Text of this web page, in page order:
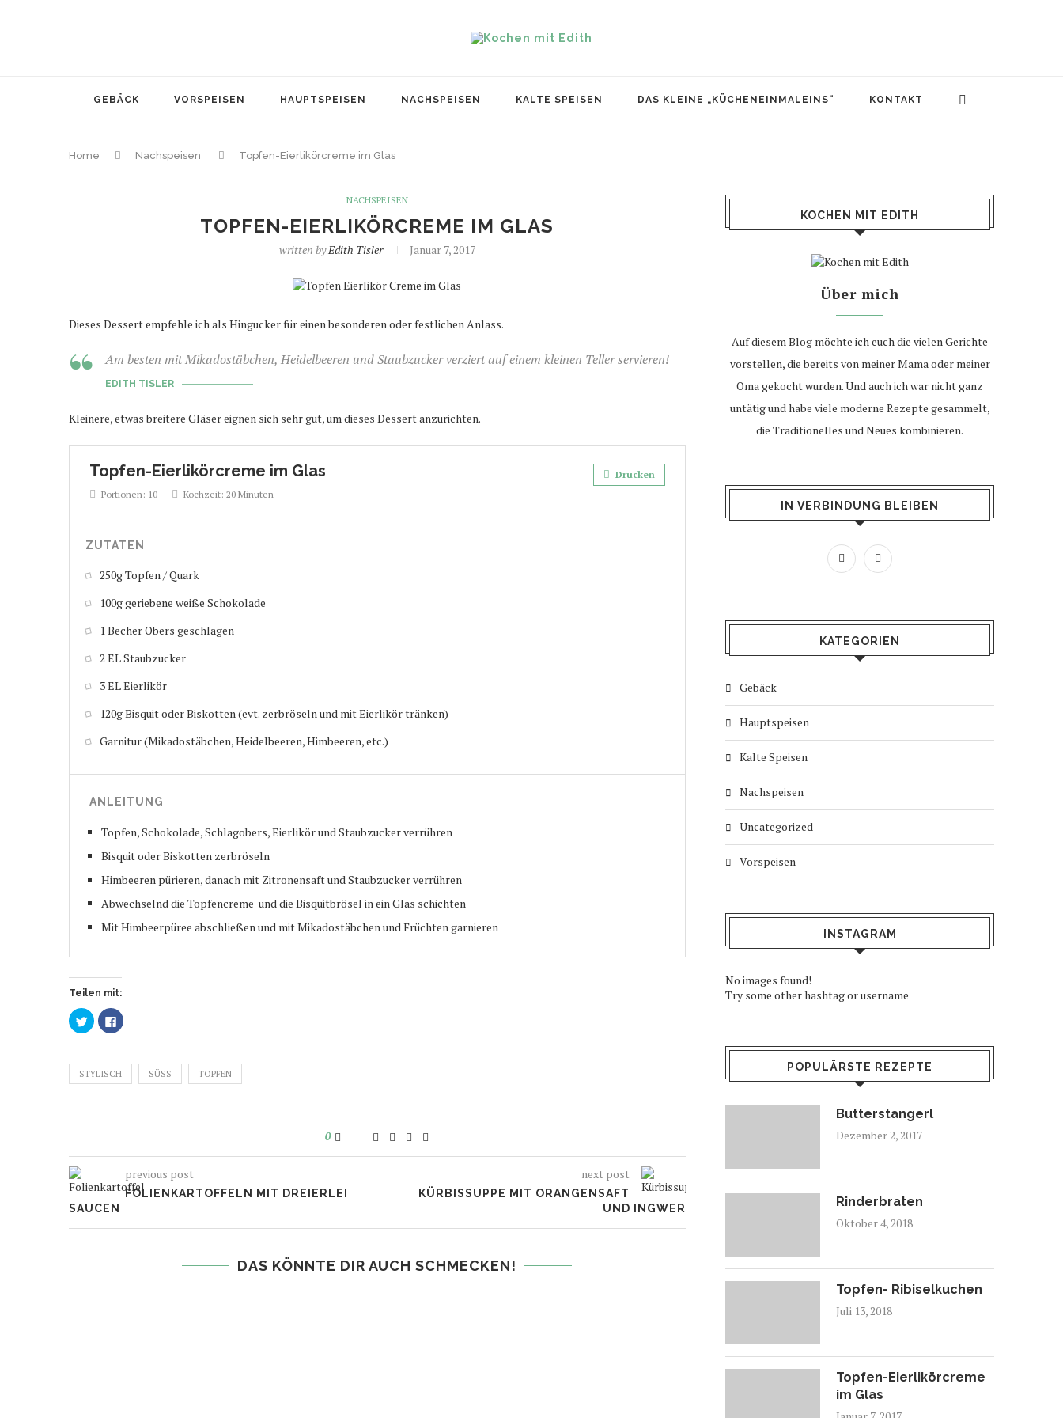
GEBÄCK VORSPEISEN HAUPTSPEISEN NACHSPEISEN KALTE SPEISEN DAS KLEINE „KÜCHENEINMALEINS“ KONTAKT
Home Nachspeisen Topfen-Eierlikörcreme im Glas
NACHSPEISEN
TOPFEN-EIERLIKÖRCREME IM GLAS
written byEdith Tisler Januar 7, 2017
Dieses Dessert empfehle ich als Hingucker für einen besonderen oder festlichen Anlass.
Am besten mit Mikadostäbchen, Heidelbeeren und Staubzucker verziert auf einem kleinen Teller servieren!
EDITH TISLER
Kleinere, etwas breitere Gläser eignen sich sehr gut, um dieses Dessert anzurichten.
Topfen-Eierlikörcreme im Glas
Drucken
Portionen: 10 Kochzeit: 20 Minuten
ZUTATEN
250g Topfen / Quark
100g geriebene weiße Schokolade
1 Becher Obers geschlagen
2 EL Staubzucker
3 EL Eierlikör
120g Bisquit oder Biskotten (evt. zerbröseln und mit Eierlikör tränken)
Garnitur (Mikadostäbchen, Heidelbeeren, Himbeeren, etc.)
ANLEITUNG
Topfen, Schokolade, Schlagobers, Eierlikör und Staubzucker verrühren
Bisquit oder Biskotten zerbröseln
Himbeeren pürieren, danach mit Zitronensaft und Staubzucker verrühren
Abwechselnd die Topfencreme und die Bisquitbrösel in ein Glas schichten
Mit Himbeerpüree abschließen und mit Mikadostäbchen und Früchten garnieren
Teilen mit:
Klick,
um
über
teilen
(Wird
in
Klick,
um
teilen
(Wird
in
STYLISCH SÜSS TOPFEN
0
previous post
FOLIENKARTOFFELN MIT DREIERLEI
SAUCEN
next post
KÜRBISSUPPE MIT ORANGENSAFT
UND INGWER
DAS KÖNNTE DIR AUCH SCHMECKEN!
KOCHEN MIT EDITH
Über mich
Auf diesem Blog möchte ich euch die vielen Gerichte
vorstellen, die bereits von meiner Mama oder meiner
Oma gekocht wurden. Und auch ich war nicht ganz
untätig und habe viele moderne Rezepte gesammelt,
die Traditionelles und Neues kombinieren.
IN VERBINDUNG BLEIBEN
KATEGORIEN
Gebäck
Hauptspeisen
Kalte Speisen
Nachspeisen
Uncategorized
Vorspeisen
INSTAGRAM
No images found!
Try some other hashtag or username
POPULÄRSTE REZEPTE
Butterstangerl
Dezember 2, 2017
Rinderbraten
Oktober 4, 2018
Topfen- Ribiselkuchen
Juli 13, 2018
Topfen-Eierlikörcreme
im Glas